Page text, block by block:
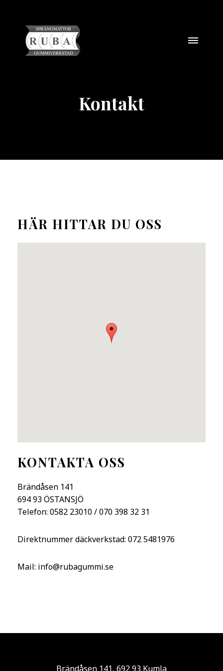
Kontakt
HÄR HITTAR DU OSS
KONTAKTA OSS
Brändåsen 141
694 93 ÖSTANSJÖ
Telefon: 0582 23010 / 070 398 32 31
Direktnummer däckverkstad: 072 5481976
Mail: info@rubagummi.se
Brändåsen 141, 692 93 Kumla